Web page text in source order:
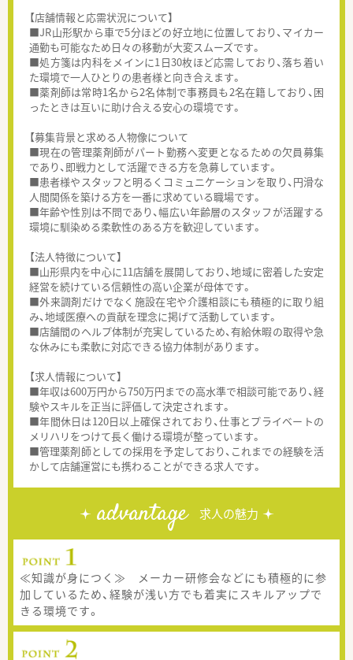
【店舗情報と応需状況について】
■JR山形駅から車で5分ほどの好立地に位置しており、マイカー
通勤も可能なため日々の移動が大変スムーズです。
■処方箋は内科をメインに1日30枚ほど応需しており、落ち着い
た環境で一人ひとりの患者様と向き合えます。
■薬剤師は常時1名から2名体制で事務員も2名在籍しており、困
ったときは互いに助け合える安心の環境です。
【募集背景と求める人物像について
■現在の管理薬剤師がパート勤務へ変更となるための欠員募集
であり、即戦力として活躍できる方を急募しています。
■患者様やスタッフと明るくコミュニケーションを取り、円滑な
人間関係を築ける方を一番に求めている職場です。
■年齢や性別は不問であり、幅広い年齢層のスタッフが活躍する
環境に馴染める柔軟性のある方を歓迎しています。
【法人特徴について】
■山形県内を中心に11店舗を展開しており、地域に密着した安定
経営を続けている信頼性の高い企業が母体です。
■外来調剤だけでなく施設在宅や介護相談にも積極的に取り組
み、地域医療への貢献を理念に掲げて活動しています。
■店舗間のヘルプ体制が充実しているため、有給休暇の取得や急
な休みにも柔軟に対応できる協力体制があります。
【求人情報について】
■年収は600万円から750万円までの高水準で相談可能であり、経
験やスキルを正当に評価して決定されます。
■年間休日は120日以上確保されており、仕事とプライベートの
メリハリをつけて長く働ける環境が整っています。
■管理薬剤師としての採用を予定しており、これまでの経験を活
かして店舗運営にも携わることができる求人です。
advantage 求人の魅力
≪知識が身につく≫ メーカー研修会などにも積極的に参
加しているため、経験が浅い方でも着実にスキルアップで
きる環境です。